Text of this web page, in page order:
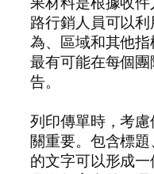
路行銷人員可以
為、區域和其他
最有可能在每個
告。
列印傳單時，考
關重要。包含標
的文字可以形成